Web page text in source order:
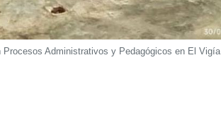
Administrativos y Pedagógicos en El Vigía